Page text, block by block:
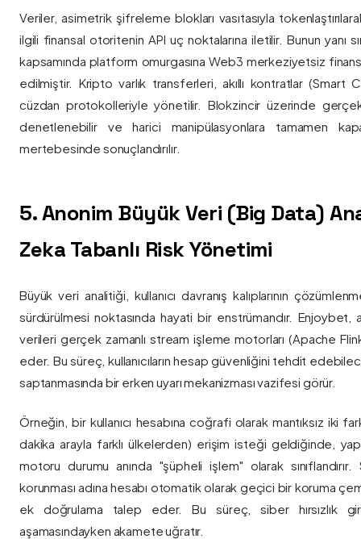
Veriler, asimetrik şifreleme blokları vasıtasıyla
ilgili finansal otoritenin API uç noktalarına iletilir. Bunun yanı
kapsamında platform omurgasına Web3 merkeziyetsiz
edilmiştir. Kripto varlık transferleri, akıllı kontratlar (Smart
cüzdan protokolleriyle yönetilir. Blokzincir üzerinde
denetlenebilir ve harici manipülasyonlara tamamen
mertebesinde sonuçlandırılır.
5. Anonim Büyük Veri (Big Data)
Zeka Tabanlı Risk Yönetimi
Büyük veri analitiği, kullanıcı davranış kalıplarının
sürdürülmesi noktasında hayati bir enstrümandır. Enjoybet,
verileri gerçek zamanlı stream işleme motorları (Apache Flink
eder. Bu süreç, kullanıcıların hesap güvenliğini tehdit
saptanmasında bir erken uyarı mekanizması vazifesi görür.
Örneğin, bir kullanıcı hesabına coğrafi olarak mantıksız iki
dakika arayla farklı ülkelerden) erişim isteği geldiğinde,
motoru durumu anında "şüpheli işlem" olarak sınıflandırır.
korunması adına hesabı otomatik olarak geçici bir koruma
ek doğrulama talep eder. Bu süreç, siber hırsızlık
aşamasındayken akamete uğratır.